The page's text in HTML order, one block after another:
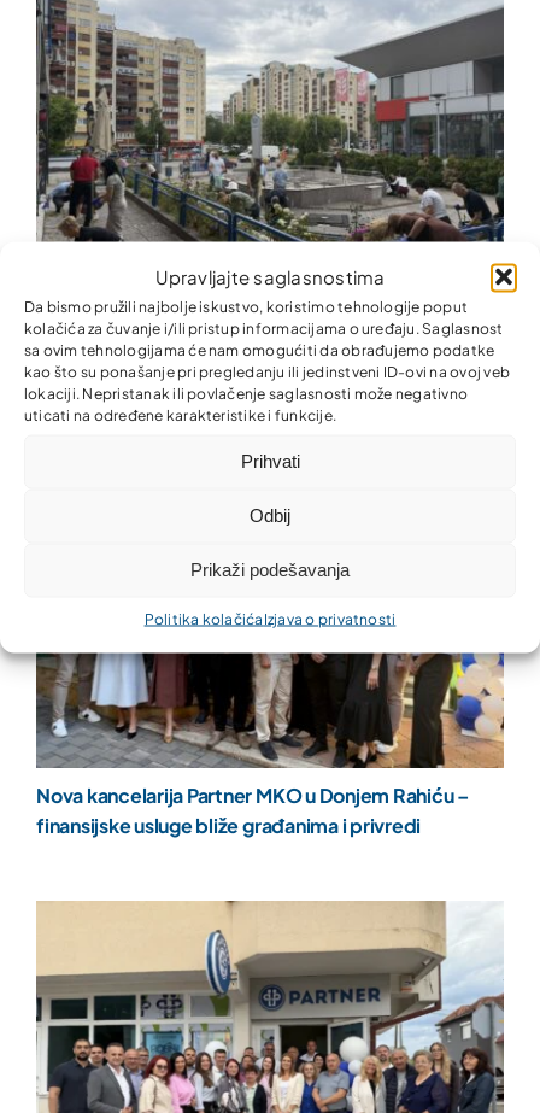
Upravljajte saglasnostima
Da bismo pružili najbolje iskustvo, koristimo tehnologije poput
kolačića za čuvanje i/ili pristup informacijama o uređaju. Saglasnost
sa ovim tehnologijama će nam omogućiti da obrađujemo podatke
kao što su ponašanje pri pregledanju ili jedinstveni ID-ovi na ovoj veb
lokaciji. Nepristanak ili povlačenje saglasnosti može negativno
uticati na određene karakteristike i funkcije.
Prihvati
Odbij
Prikaži podešavanja
Politika kolačića Izjava o privatnosti
Zajedno za ljepšu i uredniju zajednicu!
Nova kancelarija Partner MKO u Donjem Rahiću –
finansijske usluge bliže građanima i privredi